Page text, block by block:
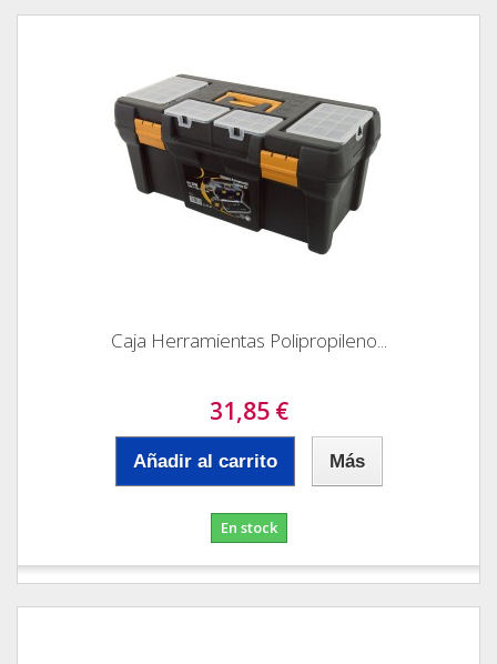
Caja Herramientas Polipropileno...
31,85 €
Añadir al carrito Más
En stock